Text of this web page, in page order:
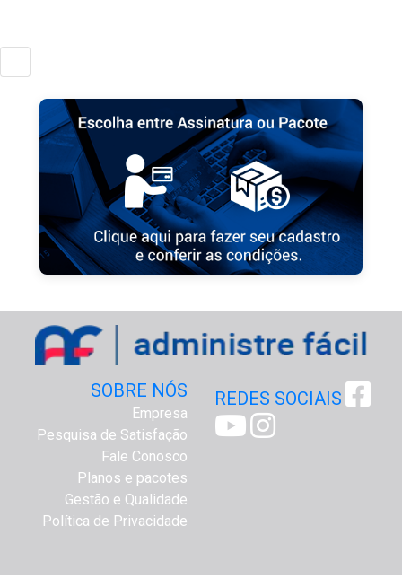
SOBRE NÓS
Empresa
Pesquisa de Satisfação
Fale Conosco
Planos e pacotes
Gestão e Qualidade
Política de Privacidade
REDES SOCIAIS